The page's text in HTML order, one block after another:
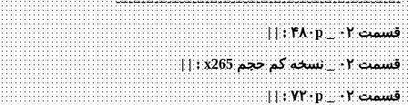
قسمت ۰۲ _ ۴۸۰p : | |
قسمت ۰۲ _ نسخه کم حجم x265 : | |
قسمت ۰۲ _ ۷۲۰p : | |